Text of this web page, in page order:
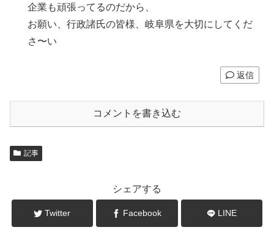
企業も頑張ってるのだから、
お願い、行政諸氏の皆様、岐阜県を大切にしてくだ
さ〜い
返信
コメントを書き込む
記事
シェアする
Twitter Facebook LINE